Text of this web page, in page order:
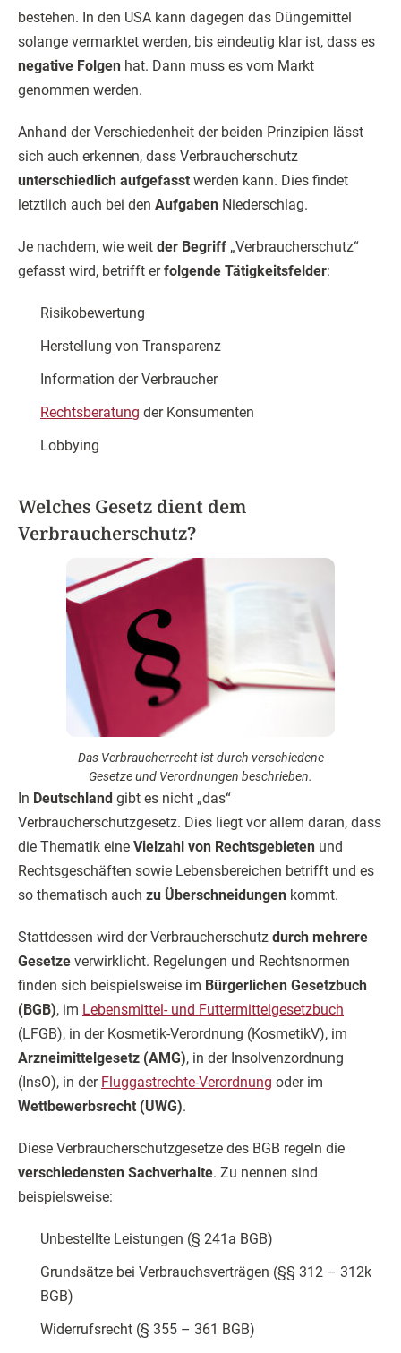
bestehen. In den USA kann dagegen das Düngemittel
solange vermarktet werden, bis eindeutig klar ist, dass es
negative Folgen hat. Dann muss es vom Markt
genommen werden.
Anhand der Verschiedenheit der beiden Prinzipien lässt
sich auch erkennen, dass Verbraucherschutz
unterschiedlich aufgefasst werden kann. Dies findet
letztlich auch bei den Aufgaben Niederschlag.
Je nachdem, wie weit der Begriff „Verbraucherschutz“
gefasst wird, betrifft erfolgende Tätigkeitsfelder:
Risikobewertung
Herstellung von Transparenz
Information der Verbraucher
Rechtsberatung der Konsumenten
Lobbying
Welches Gesetz dient dem
Verbraucherschutz?
Das Verbraucherrecht ist durch verschiedene
Gesetze und Verordnungen beschrieben.
In Deutschland gibt es nicht „das“
Verbraucherschutzgesetz. Dies liegt vor allem daran, dass
die Thematik eine Vielzahl von Rechtsgebieten und
Rechtsgeschäften sowie Lebensbereichen betrifft und es
so thematisch auch zu Überschneidungen kommt.
Stattdessen wird der Verbraucherschutz durch mehrere
Gesetze verwirklicht. Regelungen und Rechtsnormen
finden sich beispielsweise im Bürgerlichen Gesetzbuch
(BGB), im Lebensmittel- und Futtermittelgesetzbuch
(LFGB), in der Kosmetik-Verordnung (KosmetikV), im
Arzneimittelgesetz (AMG), in der Insolvenzordnung
(InsO), in der Fluggastrechte-Verordnung oder im
Wettbewerbsrecht (UWG).
Diese Verbraucherschutzgesetze des BGB regeln die
verschiedensten Sachverhalte. Zu nennen sind
beispielsweise:
Unbestellte Leistungen (§ 241a BGB)
Grundsätze bei Verbrauchsverträgen (§§ 312 – 312k
BGB)
Widerrufsrecht (§ 355 – 361 BGB)